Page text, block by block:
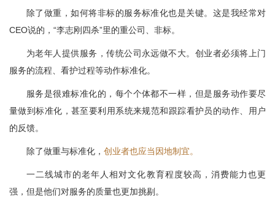
除了做重，如何将非标的服务标准化也是关键。这是我经常对
CEO说的，“李志刚四杀”里的重公司、非标。
为老年人提供服务，传统公司永远做不大。创业者必须将上门
服务的流程、看护过程等动作标准化。
服务是很难标准化的，每个个体都不一样，但是服务动作要尽
量做到标准化，甚至要利用系统来规范和跟踪看护员的动作、用户
的反馈。
除了做重与标准化， 创业者也应当因地制宜。
一二线城市的老年人相对文化教育程度较高，消费能力也更
强，但是他们对服务的质量也更加挑剔。